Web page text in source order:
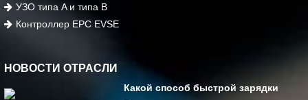
УЗО типа A и типа B
Контроллер EPC EVSE
НОВОСТИ ОТРАСЛИ
Какой способ быстрой зарядки